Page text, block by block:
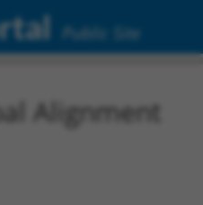
Public Site
Alignment